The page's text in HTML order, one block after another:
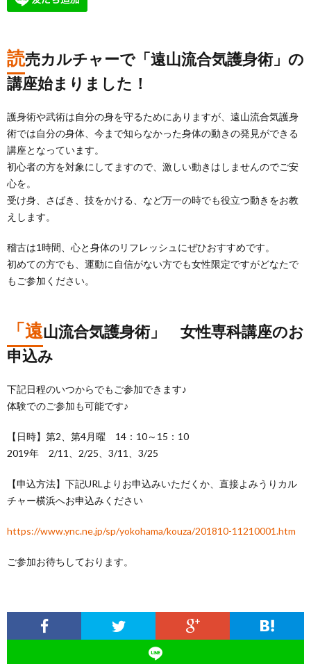
読売カルチャーで「遠山流合気護身術」の
講座始まりました！
護身術や武術は自分の身を守るためにありますが、遠山流合気護身
術では自分の身体、今まで知らなかった身体の動きの発見ができる
講座となっています。
初心者の方を対象にしてますので、激しい動きはしませんのでご安
心を。
受け身、さばき、技をかける、など万一の時でも役立つ動きをお教
えします。
稽古は1時間、心と身体のリフレッシュにぜひおすすめです。
初めての方でも、運動に自信がない方でも女性限定ですがどなたで
もご参加ください。
「遠山流合気護身術」 女性専科講座のお
申込み
下記日程のいつからでもご参加できます♪
体験でのご参加も可能です♪
【日時】第2、第4月曜 14：10～15：10
2019年 2/11、2/25、3/11、3/25
【申込方法】下記URLよりお申込みいただくか、直接よみうりカル
チャー横浜へお申込みください
https://www.ync.ne.jp/sp/yokohama/kouza/201810-11210001.htm
ご参加お待ちしております。